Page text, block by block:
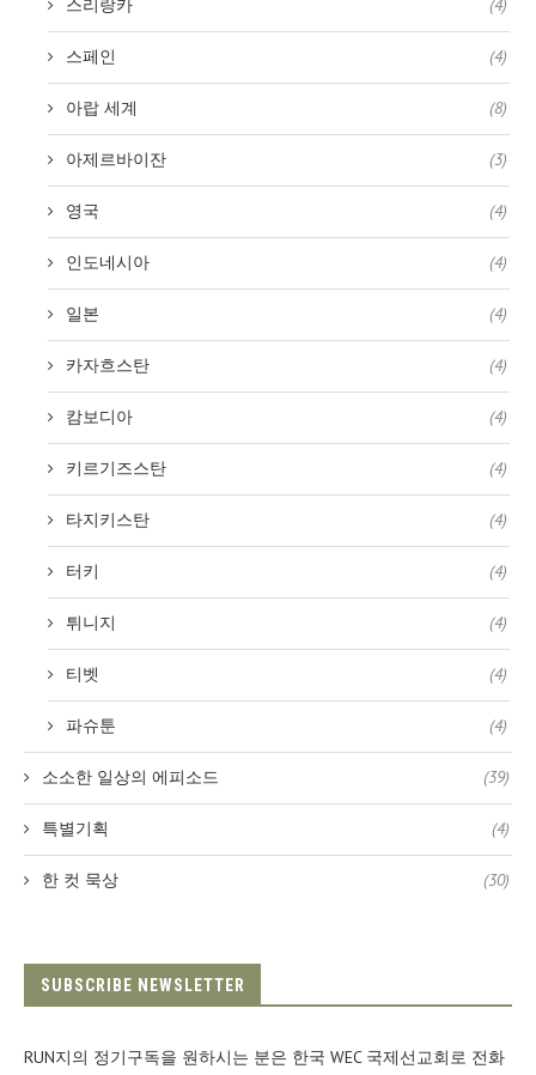
스리랑카 (4)
스페인 (4)
아랍 세계 (8)
아제르바이잔 (3)
영국 (4)
인도네시아 (4)
일본 (4)
카자흐스탄 (4)
캄보디아 (4)
키르기즈스탄 (4)
타지키스탄 (4)
터키 (4)
튀니지 (4)
티벳 (4)
파슈툰 (4)
소소한 일상의 에피소드 (39)
특별기획 (4)
한 컷 묵상 (30)
SUBSCRIBE NEWSLETTER
RUN지의 정기구독을 원하시는 분은 한국 WEC 국제선교회로 전화